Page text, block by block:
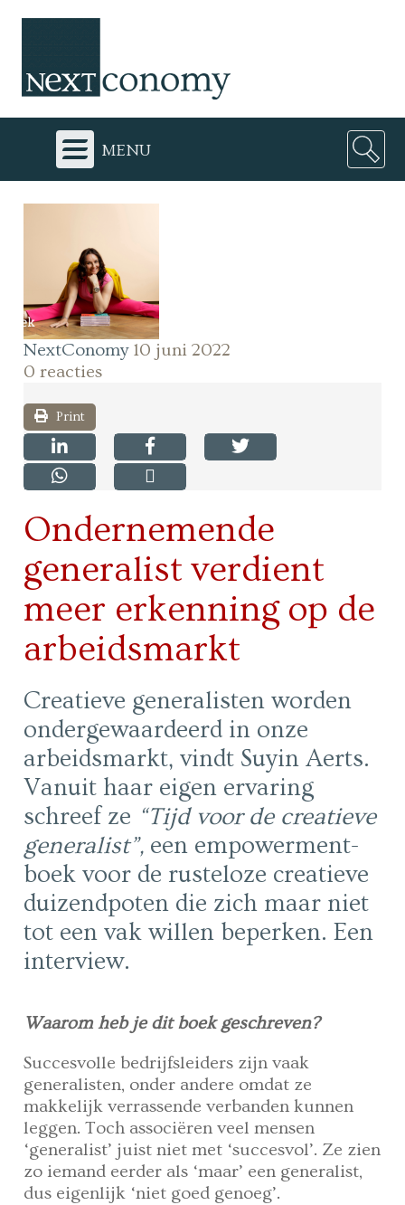
menu
NextConomy 10 juni 2022
0 reacties
Print
Ondernemende
generalist verdient
meer erkenning op de
arbeidsmarkt
Creatieve generalisten worden
ondergewaardeerd in onze
arbeidsmarkt, vindt Suyin Aerts.
Vanuit haar eigen ervaring
schreef ze “Tijd voor de creatieve
generalist”, een empowerment-
boek voor de rusteloze creatieve
duizendpoten die zich maar niet
tot een vak willen beperken. Een
interview.
Waarom heb je dit boek geschreven?
Succesvolle bedrijfsleiders zijn vaak
generalisten, onder andere omdat ze
makkelijk verrassende verbanden kunnen
leggen. Toch associëren veel mensen
‘generalist’ juist niet met ‘succesvol’. Ze zien
zo iemand eerder als ‘maar’ een generalist,
dus eigenlijk ‘niet goed genoeg’.